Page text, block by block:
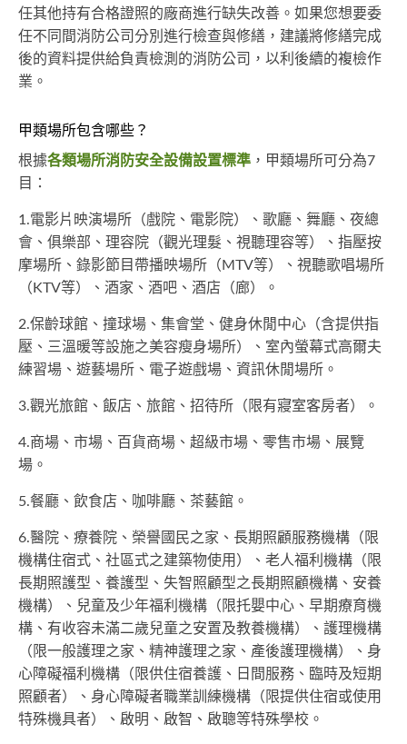
任其他持有合格證照的廠商進行缺失改善。如果您想要委
任不同間消防公司分別進行檢查與修繕，建議將修繕完成
後的資料提供給負責檢測的消防公司，以利後續的複檢作
業。
甲類場所包含哪些？
根據各類場所消防安全設備設置標準 ，甲類場所可分為7
目：
1.電影片映演場所（戲院、電影院）、歌廳、舞廳、夜總
會、俱樂部、理容院（觀光理髮、視聽理容等）、指壓按
摩場所、錄影節目帶播映場所（MTV等）、視聽歌唱場所
（KTV等）、酒家、酒吧、酒店（廊）。
2.保齡球館、撞球場、集會堂、健身休閒中心（含提供指
壓、三溫暖等設施之美容瘦身場所）、室內螢幕式高爾夫
練習場、遊藝場所、電子遊戲場、資訊休閒場所。
3.觀光旅館、飯店、旅館、招待所（限有寢室客房者）。
4.商場、市場、百貨商場、超級市場、零售市場、展覽
場。
5.餐廳、飲食店、咖啡廳、茶藝館。
6.醫院、療養院、榮譽國民之家、長期照顧服務機構（限
機構住宿式、社區式之建築物使用）、老人福利機構（限
長期照護型、養護型、失智照顧型之長期照顧機構、安養
機構）、兒童及少年福利機構（限托嬰中心、早期療育機
構、有收容未滿二歲兒童之安置及教養機構）、護理機構
（限一般護理之家、精神護理之家、產後護理機構）、身
心障礙福利機構（限供住宿養護、日間服務、臨時及短期
照顧者）、身心障礙者職業訓練機構（限提供住宿或使用
特殊機具者）、啟明、啟智、啟聰等特殊學校。